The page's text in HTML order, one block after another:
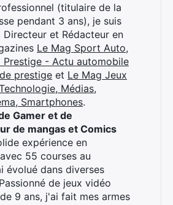
(titulaire de la
pendant 3 ans), je suis
Directeur et Rédacteur en
Le Mag Sport Auto,
Prestige - Actu automobile
prestige et Le Mag Jeux
Médias,
Smartphones.
Gamer et de
de mangas et Comics
expérience en
55 courses au
évolué dans diverses
de jeux vidéo
9 ans, j'ai fait mes armes